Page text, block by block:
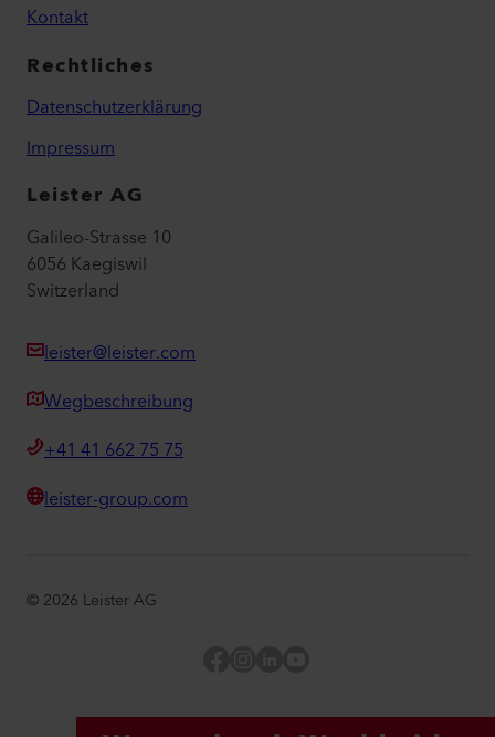
Kontakt
Rechtliches
Datenschutzerklärung
Impressum
Leister AG
Galileo-Strasse 10
6056 Kaegiswil
Switzerland
leister@leister.com
Wegbeschreibung
+41 41 662 75 75
leister-group.com
© 2026 Leister AG